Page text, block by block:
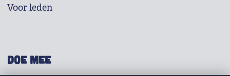
Voor leden
DOE MEE